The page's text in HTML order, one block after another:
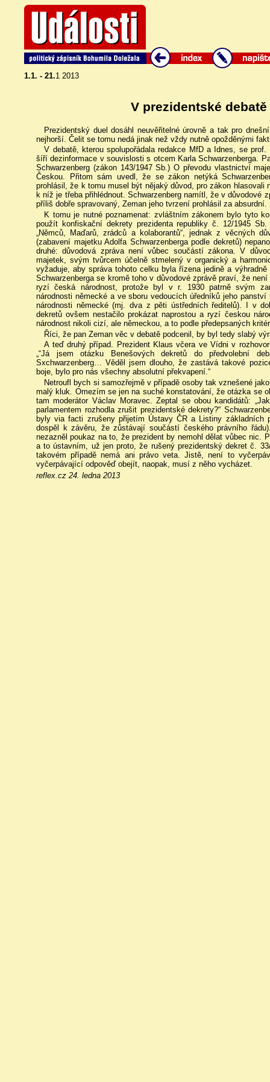
1.1. - 21.1 2013
V prezidentské
Prezidentský duel dosáhl neuvěřitelné úrovně a tak pro
nejhorší. Čelit se tomu nedá jinak než vždy nutně opožděnými
V debatě, kterou spolupořádala redakce MfD a Idnes, se
šíří dezinformace v souvislosti s otcem Karla Schwarzenberga.
Schwarzenberg (zákon 143/1947 Sb.) O převodu vlastnictví
Českou. Přitom sám uvedl, že se zákon netýká
prohlásil, že k tomu musel být nějaký důvod, pro zákon hlasovali
k níž je třeba přihlédnout. Schwarzenberg namítl, že v důvodové
příliš dobře spravovaný, Zeman jeho tvrzení prohlásil za absurdní.
K tomu je nutné poznamenat: zvláštním zákonem bylo tyto
použít konfiskační dekrety prezidenta republiky č. 12/1945
„Němců, Maďarů, zrádců a kolaborantů“, jednak z věcných
(zabavení majetku Adolfa Schwarzenberga podle dekretů)
druhé: důvodová zpráva není vůbec součástí zákona. V
majetek, svým tvůrcem účelně stmelený v organický a
vyžaduje, aby správa tohoto celku byla řízena jedině a
Schwarzenberga se kromě toho v důvodové zprávě praví, že
ryzí česká národnost, protože byl v r. 1930 patrně svým
národnosti německé a ve sboru vedoucích úředníků jeho
národnosti německé (mj. dva z pěti ústředních ředitelů). I v
dekretů ovšem nestačilo prokázat naprostou a ryzí českou
národnost nikoli cizí, ale německou, a to podle předepsaných
Říci, že pan Zeman věc v debatě podcenil, by byl tedy slabý
A teď druhý případ. Prezident Klaus včera ve Vídni v
„“Já jsem otázku Benešových dekretů do předvolební
Sxchwarzenberg… Věděl jsem dlouho, že zastává takové
boje, bylo pro nás všechny absolutní překvapení.“
Netroufl bych si samozřejmě v případě osoby tak vznešené
malý kluk. Omezím se jen na suché konstatování, že otázka se
tam moderátor Václav Moravec. Zeptal se obou kandidátů:
parlamentem rozhodla zrušit prezidentské dekrety?“
byly via facti zrušeny přijetím Ústavy ČR a Listiny základních
dospěl k závěru, že zůstávají součástí českého právního
nezazněl poukaz na to, že prezident by nemohl dělat vůbec nic.
a to ústavním, už jen proto, že rušený prezidentský dekret č.
takovém případě nemá ani právo veta. Jistě, není to
vyčerpávající odpověď obejít, naopak, musí z něho vycházet.
reflex.cz 24. ledna 2013